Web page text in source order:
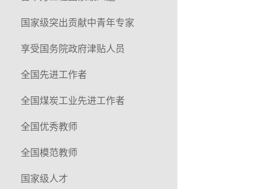
国家级突出贡献中青年专家
享受国务院政府津贴人员
全国先进工作者
全国煤炭工业先进工作者
全国优秀教师
全国模范教师
国家级人才